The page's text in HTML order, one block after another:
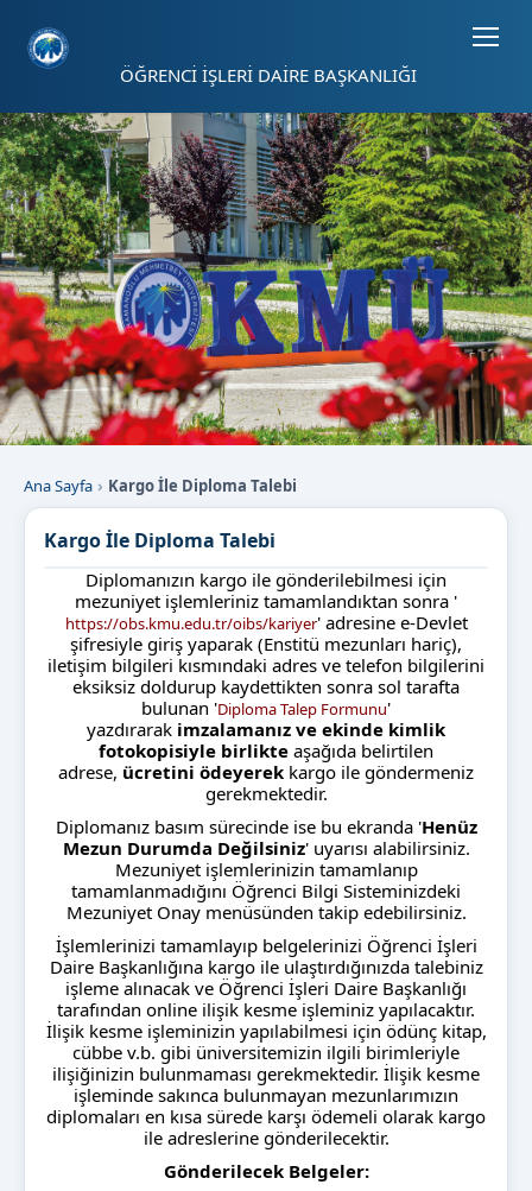
ÖĞRENCİ İŞLERİ DAİRE BAŞKANLIĞI
Ana Sayfa Kargo İle Diploma Talebi
Kargo İle Diploma Talebi
Diplomanızın kargo ile gönderilebilmesi için
mezuniyet işlemleriniz tamamlandıktan sonra '
https://obs.kmu.edu.tr/oibs/kariyer' adresine e-Devlet
şifresiyle giriş yaparak (Enstitü mezunları hariç),
iletişim bilgileri kısmındaki adres ve telefon bilgilerini
eksiksiz doldurup kaydettikten sonra sol tarafta
bulunan 'Diploma Talep Formunu'
yazdırarak imzalamanız ve ekinde kimlik
fotokopisiyle birlikte aşağıda belirtilen
adrese, ücretini ödeyerek kargo ile göndermeniz
gerekmektedir.
Diplomanız basım sürecinde ise bu ekranda 'Henüz
Mezun Durumda Değilsiniz' uyarısı alabilirsiniz.
Mezuniyet işlemlerinizin tamamlanıp
tamamlanmadığını Öğrenci Bilgi Sisteminizdeki
Mezuniyet Onay menüsünden takip edebilirsiniz.
İşlemlerinizi tamamlayıp belgelerinizi Öğrenci İşleri
Daire Başkanlığına kargo ile ulaştırdığınızda talebiniz
işleme alınacak ve Öğrenci İşleri Daire Başkanlığı
tarafından online ilişik kesme işleminiz yapılacaktır.
İlişik kesme işleminizin yapılabilmesi için ödünç kitap,
cübbe v.b. gibi üniversitemizin ilgili birimleriyle
ilişiğinizin bulunmaması gerekmektedir. İlişik kesme
işleminde sakınca bulunmayan mezunlarımızın
diplomaları en kısa sürede karşı ödemeli olarak kargo
ile adreslerine gönderilecektir.
Gönderilecek Belgeler: